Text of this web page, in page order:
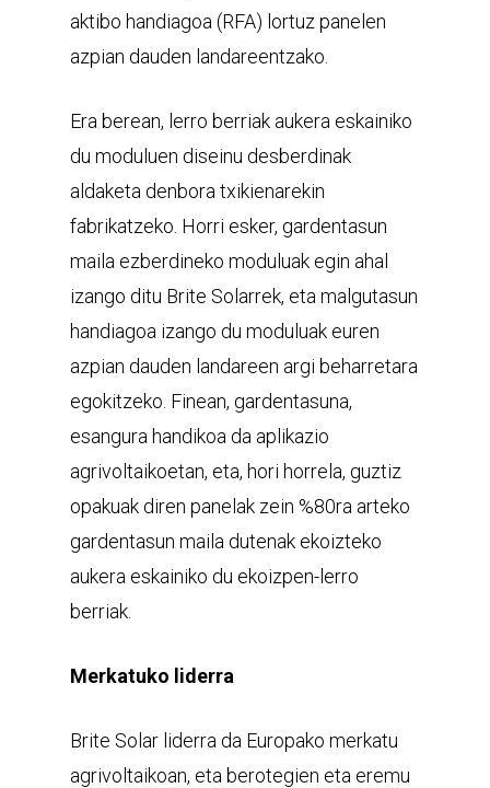
aktibo handiagoa (RFA) lortuz panelen
azpian dauden landareentzako.
Era berean, lerro berriak aukera eskainiko
du moduluen diseinu desberdinak
aldaketa denbora txikienarekin
fabrikatzeko. Horri esker, gardentasun
maila ezberdineko moduluak egin ahal
izango ditu Brite Solarrek, eta malgutasun
handiagoa izango du moduluak euren
azpian dauden landareen argi beharretara
egokitzeko. Finean, gardentasuna,
esangura handikoa da aplikazio
agrivoltaikoetan, eta, hori horrela, guztiz
opakuak diren panelak zein %80ra arteko
gardentasun maila dutenak ekoizteko
aukera eskainiko du ekoizpen-lerro
berriak.
Merkatuko liderra
Brite Solar liderra da Europako merkatu
agrivoltaikoan, eta berotegien eta eremu